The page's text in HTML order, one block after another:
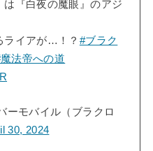
『白夜の魔眼』のアジ
ライアが…！？ #ブラク
法帝への道
ーモバイル（ブラクロ
30, 2024